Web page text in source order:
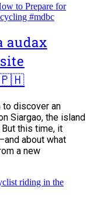
to Prepare for
#mdbc
audax
🇵🇭
to discover an
Siargao, the island
this time, it
about what
a new
riding in the